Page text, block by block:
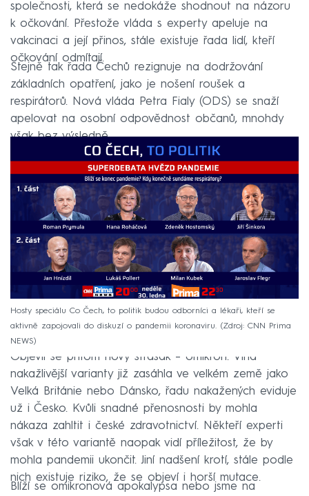
společnosti, která se nedokáže shodnout na názoru
k očkování. Přestože vláda s experty apeluje na
vakcinaci a její přinos, stále existuje řada lidí, kteří
očkování odmítají.
Stejně tak řada Čechů rezignuje na dodržování
základních opatření, jako je nošení roušek a
respirátorů. Nová vláda Petra Fialy (ODS) se snaží
apelovat na osobní odpovědnost občanů, mnohdy
však bez výsledně.
Hosty speciálu Co Čech, to politik budou odborníci a lékaři, kteří se
aktivně zapojovali do diskuzí o pandemii koronaviru.
Zdroj: CNN Prima
NEWS
Objevil se přitom nový strašák – omikron. Vlna
nakažlivější varianty již zasáhla ve velkém země jako
Velká Británie nebo Dánsko, řadu nakažených eviduje
už i Česko. Kvůli snadné přenosnosti by mohla
nákaza zahltit i české zdravotnictví. Někteří experti
však v této variantě naopak vidí příležitost, že by
mohla pandemii ukončit. Jiní nadšení krotí, stále podle
nich existuje riziko, že se objeví i horší mutace.
Blíží se omikronová apokalypsa nebo jsme na